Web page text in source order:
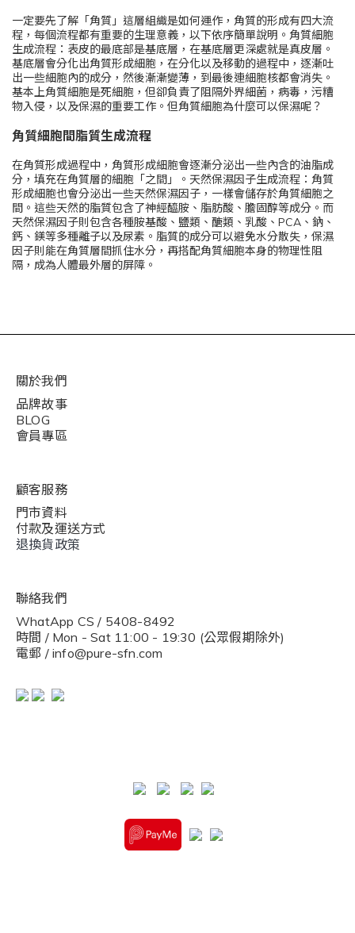
一定要先了解「角質」這層組織是如何運作，角質的形成有四大流
程，每個流程都有重要的生理意義，以下依序簡單說明。角質細胞
生成流程：表皮的最底部是基底層，在基底層更深處就是真皮層。
基底層會分化出角質形成細胞，在分化以及移動的過程中，逐漸吐
出一些細胞內的成分，然後漸漸變薄，到最後連細胞核都會消失。
基本上角質細胞是死細胞，但卻負責了阻隔外界細菌，病毒，污糟
物入侵，以及保濕的重要工作。但角質細胞為什麼可以保濕呢？
角質細胞間脂質生成流程
在角質形成過程中，角質形成細胞會逐漸分泌出一些內含的油脂成
分，填充在角質層的細胞「之間」。天然保濕因子生成流程：角質
形成細胞也會分泌出一些天然保濕因子，一樣會儲存於角質細胞之
間。這些天然的脂質包含了神經醯胺、脂肪酸、膽固醇等成分。而
天然保濕因子則包含各種胺基酸、鹽類、醣類、乳酸、PCA、鈉、
鈣、鎂等多種離子以及尿素。脂質的成分可以避免水分散失，保濕
因子則能在角質層間抓住水分，再搭配角質細胞本身的物理性阻
隔，成為人體最外層的屏障。
關於我們
品牌故事
BLOG
會員專區
顧客服務
門市資料
付款及運送方式
退換貨政策
聯絡我們
WhatApp CS / 5408-8492
時間 / Mon - Sat 11:00 - 19:30 (公眾假期除外)
電郵 / info@pure-sfn.com